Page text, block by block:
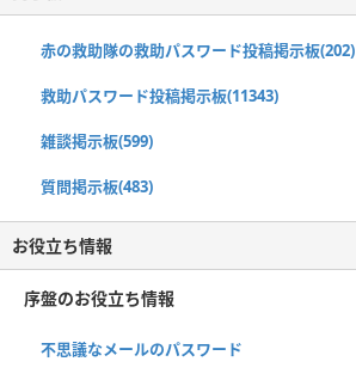
赤の救助隊の救助パスワード投稿掲示板(202)
救助パスワード投稿掲示板(11343)
雑談掲示板(599)
質問掲示板(483)
お役立ち情報
序盤のお役立ち情報
不思議なメールのパスワード